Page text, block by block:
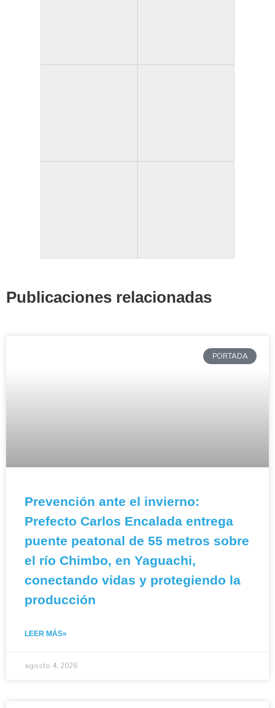
Publicaciones relacionadas
PORTADA
Prevención ante el invierno:
Prefecto Carlos Encalada entrega
puente peatonal de 55 metros sobre
el río Chimbo, en Yaguachi,
conectando vidas y protegiendo la
producción
LEER MÁS»
agosto 4, 2026